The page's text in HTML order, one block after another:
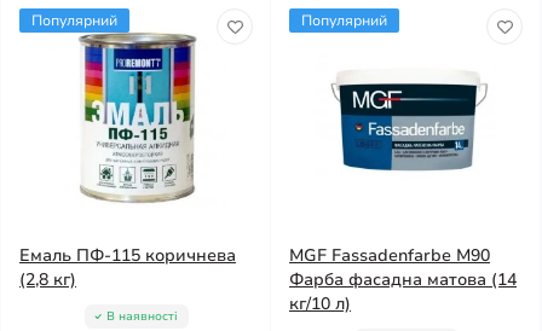
Популярний
Емаль ПФ-115 коричнева
(2,8 кг)
В наявності
Популярний
MGF Fassadenfarbe М90
Фарба фасадна матова (14
кг/10 л)